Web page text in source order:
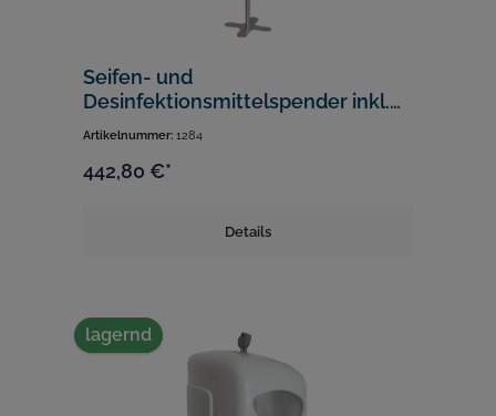
Seifen- und
Desinfektionsmittelspender inkl.
Ständer
Artikelnummer: 1284
442,80 €*
Details
lagernd